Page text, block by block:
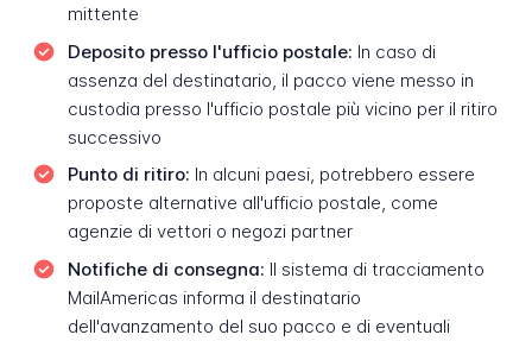
mittente
Deposito presso l'ufficio postale: In caso di
assenza del destinatario, il pacco viene messo in
custodia presso l'ufficio postale più vicino per il ritiro
successivo
Punto di ritiro: In alcuni paesi, potrebbero essere
proposte alternative all'ufficio postale, come
agenzie di vettori o negozi partner
Notifiche di consegna: Il sistema di tracciamento
MailAmericas informa il destinatario
dell'avanzamento del suo pacco e di eventuali